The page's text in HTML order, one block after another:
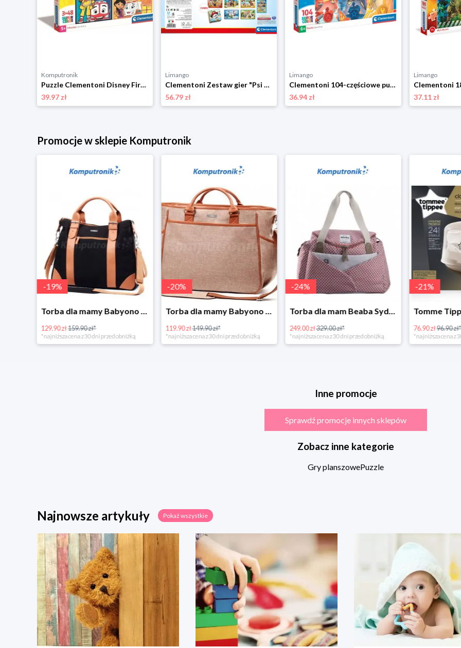
Komputronik
Puzzle Clementoni Disney Firebuds 3 x 48 el. 25283
39.97 zł
Limango
Clementoni Zestaw gier "Psi Patrol" - 3+ rozmiar: onesize
56.79 zł
Limango
Clementoni 104-częściowe puzzle "Psi Patrol" - 6+ rozmiar: onesize
36.94 zł
Limango
37.11 zł
Promocje w sklepie Komputronik
-19%
129.90 zł159.90 zł*
*najniższa cena z 30 dni przed obniżką
-20%
119.90 zł149.90 zł*
*najniższa cena z 30 dni przed obniżką
-24%
249.00 zł329.00 zł*
*najniższa cena z 30 dni przed obniżką
-21%
76.90 zł96.90 zł*
*najniższa cena z
Inne promocje
Sprawdź promocje innych sklepów
Zobacz inne kategorie
Gry planszowePuzzle
Najnowsze artykuły Pokaż wszystkie